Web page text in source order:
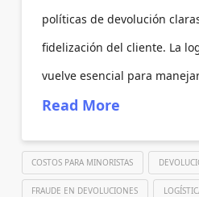
políticas de devolución
fidelización del cliente. La
vuelve esencial para
Read More
COSTOS PARA MINORISTAS
FRAUDE EN DEVOLUCIONES